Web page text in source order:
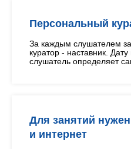
Персональный
За каждым слушателем
куратор - наставник.
слушатель определяет
Для занятий
и интернет